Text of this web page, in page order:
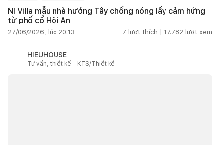
NI Villa mẫu nhà hướng Tây chống nóng lấy cảm hứng
từ phố cổ Hội An
27/06/2026, lúc 20:13 7 lượt thích | 17.782 lượt xem
HIEUHOUSE
Tư vấn, thiết kế - KTS/Thiết kế